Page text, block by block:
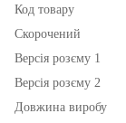
Код товару
Скорочений
Версія розєму 1
Версія розєму 2
Довжина виробу